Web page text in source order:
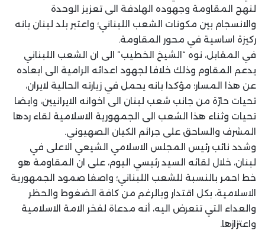
لنهج المقاومة وجهوده الهادفة الى تعزيز الوحدة
والانسجام بين مكونات الشعب اللبناني؛ واعتبر بلد لبنان بانه
ركيزة اساسية في محور المقاومة.
في المقابل، نوه “الشيخ الخطيب” الى ان الشعب اللبناني
يدعم المقاوم وذلك خلافا لجهود اعدائه الرامية الى ابعاده
عن هذا المسار؛ مؤكدا بانه يحمل في زيارته الحالية لايران،
تحيات حارّة من جانب شعب لبنان الى اخوانه الايرانيين، وايضا
تحيات وثناء هذا الشعب الى الجمهورية الاسلامية لقاء ردها
المشرف والساحق على جرائم الكيان الصهيوني.
وشدد نائب رئيس المجلس الاسلامي الشيعي الاعلى في
لبنان، خلال لقائه السيد رئيسي اليوم، على ان المقاومة هو
خط احمر بالنسبة للشعب اللبناني؛ واصفا صمود الجمهورية
الاسلامية، بكل اقتدار وبالرغم من كافة الضغوط والحظر
والعداء التي تتعرض اليه، أنه مدعاة لفخر الامة الاسلامية
واعتزازها.